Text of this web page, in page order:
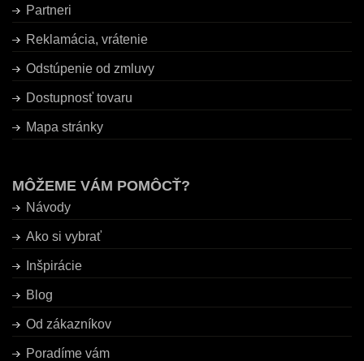
Partneri
Reklamácia, vrátenie
Odstúpenie od zmluvy
Dostupnosť tovaru
Mapa stránky
MÔŽEME VÁM POMÔCŤ?
Návody
Ako si vybrať
Inšpirácie
Blog
Od zákazníkov
Poradíme vám